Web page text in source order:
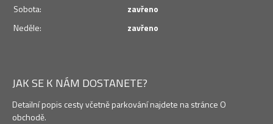
Sobota:
zavřeno
Neděle:
zavřeno
JAK SE K NÁM DOSTANETE?
Detailní popis cesty včetně parkování najdete na stránce O
obchodě.